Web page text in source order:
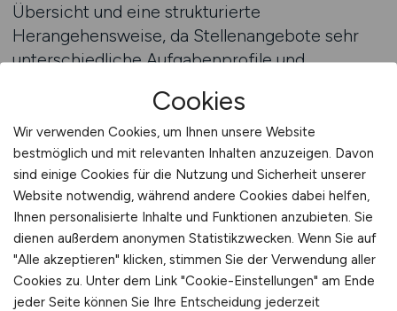
Übersicht und eine strukturierte
Herangehensweise, da Stellenangebote sehr
unterschiedliche Aufgabenprofile und
spezialisierter Jobfinder unterstützt
Arbeitnehmer dabei, diese Vielfalt zu ordnen
und gezielt nach passenden Positionen zu
suchen. Anstatt zahlreiche Anzeigen manuell zu
durchsuchen, können Jobsuchende ihre Suche
systematisch eingrenzen und relevante
Angebote schneller identifizieren. Gerade in
einem dynamischen Arbeitsumfeld ist diese
Effizienz ein entscheidender Vorteil.
Cookies
Wir verwenden Cookies, um Ihnen unsere Website
bestmöglich und mit relevanten Inhalten anzuzeigen. Davon
sind einige Cookies für die Nutzung und Sicherheit unserer
Website notwendig, während andere Cookies dabei helfen,
Ihnen personalisierte Inhalte und Funktionen anzubieten. Sie
dienen außerdem anonymen Statistikzwecken. Wenn Sie auf
"Alle akzeptieren" klicken, stimmen Sie der Verwendung aller
Cookies zu. Unter dem Link "Cookie-Einstellungen" am Ende
jeder Seite können Sie Ihre Entscheidung jederzeit